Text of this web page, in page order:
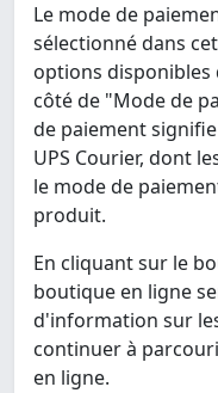
Le mode de
sélectionné dans
options disponibles
côté de "Mode de
de paiement
UPS Courier, dont
le mode de
produit.
En cliquant sur le
boutique en ligne
d'information sur
continuer à
en ligne.